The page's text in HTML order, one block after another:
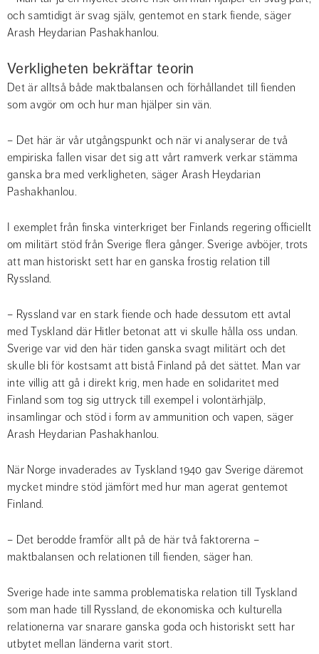
och samtidigt är svag själv, gentemot en stark fiende, säger
Arash Heydarian Pashakhanlou.
Verkligheten bekräftar teorin
Det är alltså både maktbalansen och förhållandet till fienden
som avgör om och hur man hjälper sin vän.
– Det här är vår utgångspunkt och när vi analyserar de två
empiriska fallen visar det sig att vårt ramverk verkar stämma
ganska bra med verkligheten, säger Arash Heydarian
Pashakhanlou.
I exemplet från finska vinterkriget ber Finlands regering officiellt
om militärt stöd från Sverige flera gånger. Sverige avböjer, trots
att man historiskt sett har en ganska frostig relation till
Ryssland.
– Ryssland var en stark fiende och hade dessutom ett avtal
med Tyskland där Hitler betonat att vi skulle hålla oss undan.
Sverige var vid den här tiden ganska svagt militärt och det
skulle bli för kostsamt att bistå Finland på det sättet. Man var
inte villig att gå i direkt krig, men hade en solidaritet med
Finland som tog sig uttryck till exempel i volontärhjälp,
insamlingar och stöd i form av ammunition och vapen, säger
Arash Heydarian Pashakhanlou.
När Norge invaderades av Tyskland 1940 gav Sverige däremot
mycket mindre stöd jämfört med hur man agerat gentemot
Finland.
– Det berodde framför allt på de här två faktorerna –
maktbalansen och relationen till fienden, säger han.
Sverige hade inte samma problematiska relation till Tyskland
som man hade till Ryssland, de ekonomiska och kulturella
relationerna var snarare ganska goda och historiskt sett har
utbytet mellan länderna varit stort.